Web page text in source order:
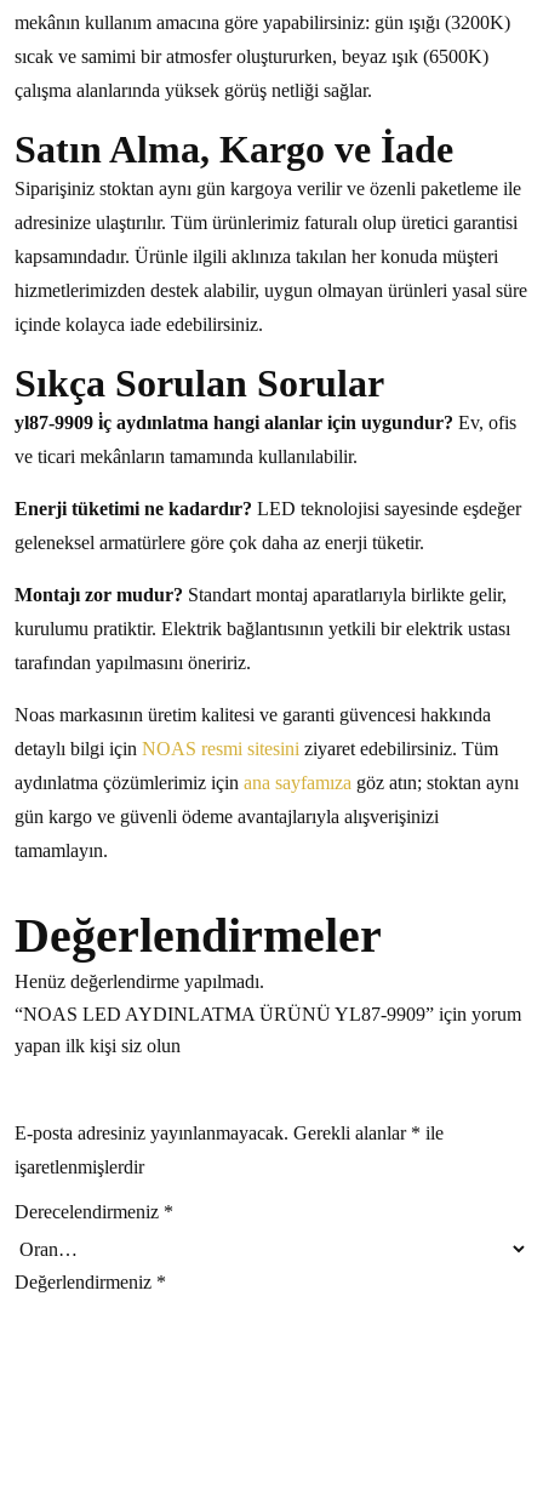
mekânın kullanım amacına göre yapabilirsiniz: gün ışığı (3200K)
sıcak ve samimi bir atmosfer oluştururken, beyaz ışık (6500K)
çalışma alanlarında yüksek görüş netliği sağlar.
Satın Alma, Kargo ve İade
Siparişiniz stoktan aynı gün kargoya verilir ve özenli paketleme ile
adresinize ulaştırılır. Tüm ürünlerimiz faturalı olup üretici garantisi
kapsamındadır. Ürünle ilgili aklınıza takılan her konuda müşteri
hizmetlerimizden destek alabilir, uygun olmayan ürünleri yasal süre
içinde kolayca iade edebilirsiniz.
Sıkça Sorulan Sorular
yl87-9909 i̇ç aydınlatma hangi alanlar için uygundur? Ev, ofis
ve ticari mekânların tamamında kullanılabilir.
Enerji tüketimi ne kadardır? LED teknolojisi sayesinde eşdeğer
geleneksel armatürlere göre çok daha az enerji tüketir.
Montajı zor mudur? Standart montaj aparatlarıyla birlikte gelir,
kurulumu pratiktir. Elektrik bağlantısının yetkili bir elektrik ustası
tarafından yapılmasını öneririz.
Noas markasının üretim kalitesi ve garanti güvencesi hakkında
detaylı bilgi için NOAS resmi sitesini ziyaret edebilirsiniz. Tüm
aydınlatma çözümlerimiz için ana sayfamıza göz atın; stoktan aynı
gün kargo ve güvenli ödeme avantajlarıyla alışverişinizi
tamamlayın.
Değerlendirmeler
Henüz değerlendirme yapılmadı.
“NOAS LED AYDINLATMA ÜRÜNÜ YL87-9909” için yorum
yapan ilk kişi siz olun
E-posta adresiniz yayınlanmayacak. Gerekli alanlar * ile
işaretlenmişlerdir
Derecelendirmeniz *
Değerlendirmeniz *